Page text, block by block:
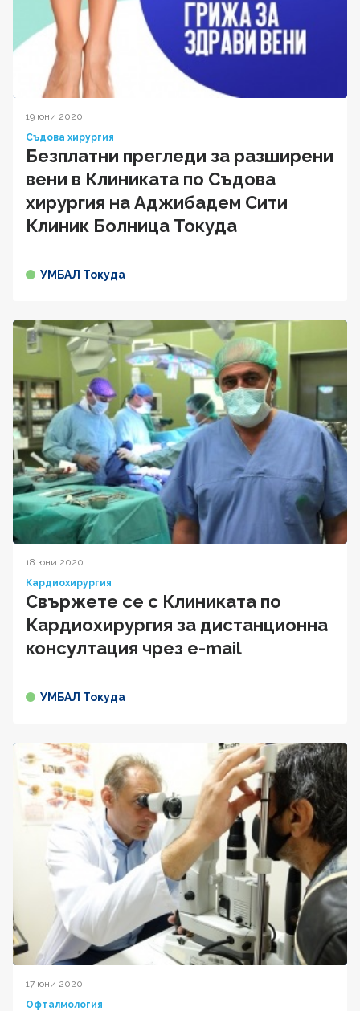
19 юни 2020
Съдова хирургия
Безплатни прегледи за разширени
вени в Клиниката по Съдова
хирургия на Аджибадем Сити
Клиник Болница Токуда
УМБАЛ Токуда
18 юни 2020
Кардиохирургия
Свържете се с Клиниката по
Кардиохирургия за дистанционна
консултация чрез e-mail
УМБАЛ Токуда
17 юни 2020
Офталмология